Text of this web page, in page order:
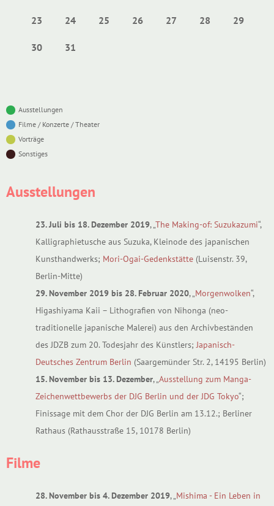
23 24 25 26 27 28 29
30 31
Ausstellungen
Filme / Konzerte / Theater
Vorträge
Sonstiges
Ausstellungen
23. Juli bis 18. Dezember 2019, „The Making-of: Suzukazumi“,
Kalligraphietusche aus Suzuka, Kleinode des japanischen
Kunsthandwerks; Mori-Ogai-Gedenkstätte(Luisenstr. 39,
Berlin-Mitte)
29. November 2019 bis 28. Februar 2020, „Morgenwolken“,
Higashiyama Kaii – Lithografien von Nihonga (neo-
traditionelle japanische Malerei) aus den Archivbeständen
des JDZB zum 20. Todesjahr des Künstlers;Japanisch-
Deutsches Zentrum Berlin (Saargemünder Str. 2, 14195 Berlin)
15. November bis 13. Dezember, „Ausstellung zum Manga-
Zeichenwettbewerbs der DJG Berlin und der JDG Tokyo“;
Finissage mit dem Chor der DJG Berlin am 13.12.; Berliner
Rathaus (Rathausstraße 15, 10178 Berlin)
Filme
28. November bis 4. Dezember 2019, „Mishima - Ein Leben in